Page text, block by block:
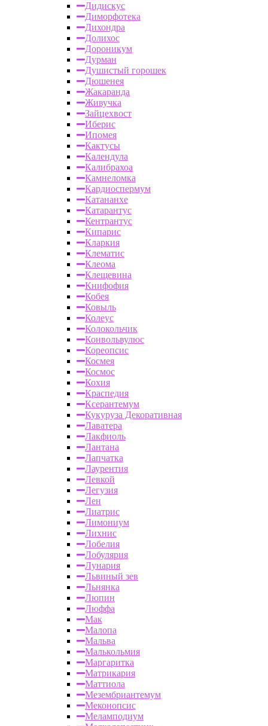
Дидискус
Диморфотека
Дихондра
Долихос
Дороникум
Дурман
Душистый горошек
Дюшенея
Жакаранда
Живучка
Зайцехвост
Иберис
Ипомея
Кактусы
Календула
Калибрахоа
Камнеломка
Кардиоспермум
Катананхе
Катарантус
Кентрантус
Кипарис
Кларкия
Клематис
Клеома
Клещевина
Книфофия
Кобея
Ковыль
Колеус
Колокольчик
Конвольвулюс
Кореопсис
Космея
Космос
Кохия
Краспедия
Ксерантемум
Кукуруза Декоративная
Лаватера
Лакфиоль
Лантана
Лапчатка
Лаурентия
Левкой
Легузия
Лен
Лиатрис
Лимониум
Лихнис
Лобелия
Лобулярия
Лунария
Львиный зев
Льнянка
Люпин
Люффа
Мак
Малопа
Мальва
Малькольмия
Маргаритка
Матрикария
Маттиола
Мезембриантемум
Меконопсис
Меламподиум